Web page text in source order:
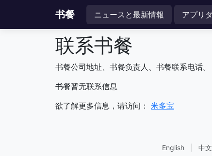
书餐 ニュースと最新情報 アプリ
联系书餐
书餐公司地址、书餐负责人、书餐联系电话。
书餐暂无联系信息
欲了解更多信息，请访问： 米多宝
English 中文